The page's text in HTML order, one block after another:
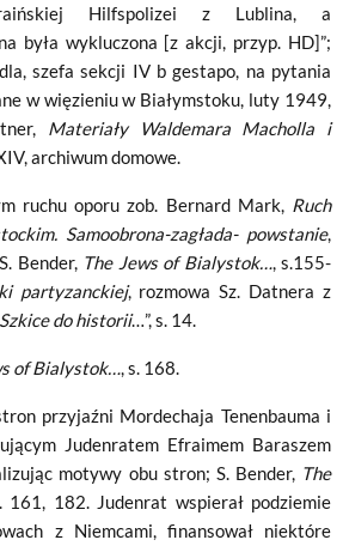
Hilfspolizei z Lublina, a
była wykluczona [z akcji, przyp. HD]”;
szefa sekcji IV b gestapo, na pytania
w więzieniu w Białymstoku, luty 1949,
Materiały Waldemara Macholla i
archiwum domowe.
ruchu oporu zob. Bernard Mark, Ruch
Samoobrona-zagłada- powstanie,
Bender, The Jews of Bialystok…, s.155-
partyzanckiej, rozmowa Sz. Datnera z
do historii…”, s. 14.
of Bialystok…, s. 168.
przyjaźni Mordechaja Tenenbauma i
Judenratem Efraimem Baraszem
motywy obu stron; S. Bender, The
161, 182. Judenrat wspierał podziemie
z Niemcami, finansował niektóre